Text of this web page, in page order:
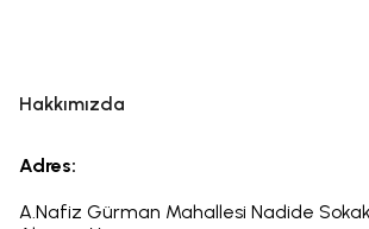
Hakkımızda
Adres:
A.Nafiz Gürman Mahallesi Nadide Sokak